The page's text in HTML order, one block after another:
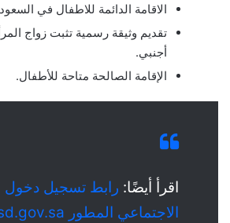
الاقامة الدائمة للاطفال في
تقديم وثيقة رسمية تثبت زواج
أجنبي.
الإقامة الصالحة متاحة للأطفال.
اقرأ أيضًا: رابط تسجيل دخول
الاجتماعي المطور sbis.hrsd.gov.sa